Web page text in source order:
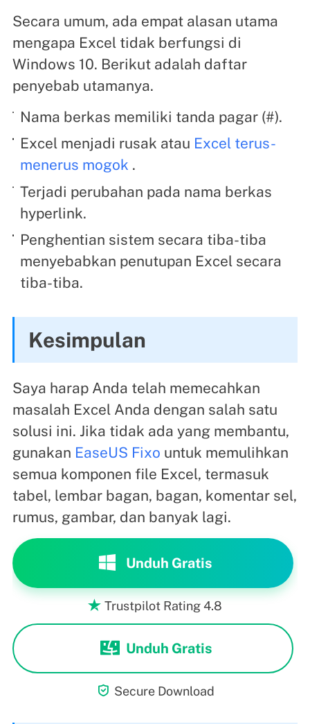
Secara umum, ada empat alasan utama
mengapa Excel tidak berfungsi di
Windows 10. Berikut adalah daftar
penyebab utamanya.
Nama berkas memiliki tanda pagar (#).
Excel menjadi rusak atau Excel terus-
menerus mogok .
Terjadi perubahan pada nama berkas
hyperlink.
Penghentian sistem secara tiba-tiba
menyebabkan penutupan Excel secara
tiba-tiba.
Kesimpulan
Saya harap Anda telah memecahkan
masalah Excel Anda dengan salah satu
solusi ini. Jika tidak ada yang membantu,
gunakan EaseUS Fixo untuk memulihkan
semua komponen file Excel, termasuk
tabel, lembar bagan, bagan, komentar sel,
rumus, gambar, dan banyak lagi.
Unduh Gratis
 Trustpilot Rating 4.8
Unduh Gratis
 Secure Download